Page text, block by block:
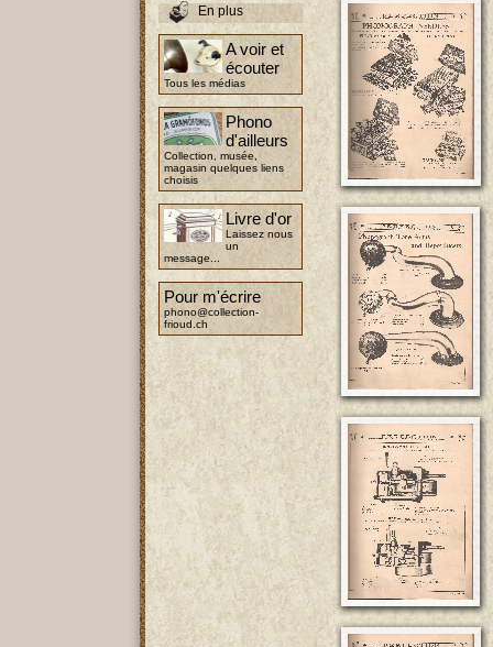
En plus
A voir et
écouter
Tous les médias
Phono
d'ailleurs
Collection, musée,
magasin quelques liens
choisis
Livre d'or
Laissez nous
un
message...
Pour m'écrire
phono@collection-
frioud.ch